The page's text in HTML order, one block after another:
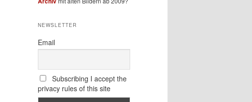
NEWSLETTER
Email
Subscribing I accept the
privacy rules of this site